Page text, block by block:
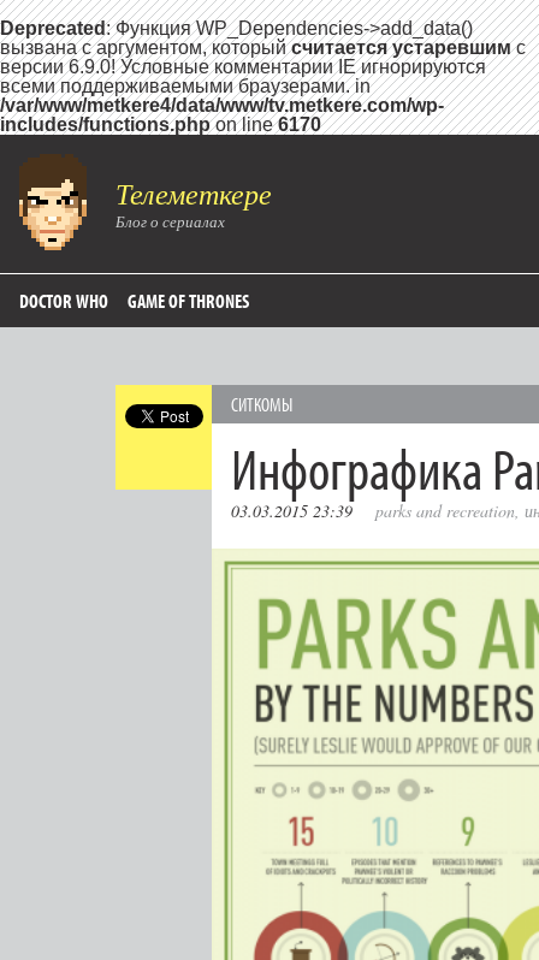
Deprecated: Функция WP_Dependencies->add_data()
вызвана с аргументом, которыйсчитается устаревшимс
версии 6.9.0! Условные комментарии IE игнорируются
всеми поддерживаемыми браузерами. in
/var/www/metkere4/data/www/tv.metkere.com/wp-
includes/functions.phpon line6170
Телеметкере
Блог о сериалах
DOCTOR WHO GAME OF THRONES
СИТКОМЫ
Инфографика
03.03.2015 23:39 parks and recreation,